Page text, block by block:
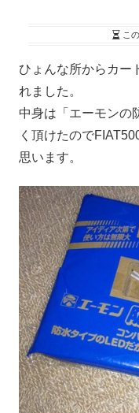
こ
ひょんな所からカー
れました。
中身は「エーモンの
く頂けたので
思います。